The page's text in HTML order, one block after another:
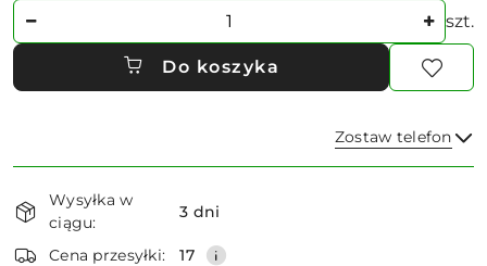
Ilość szt.
Do koszyka
Zostaw telefon
i
dostawa
Wysyłka w
ciągu:
3 dni
Cena przesyłki: 17